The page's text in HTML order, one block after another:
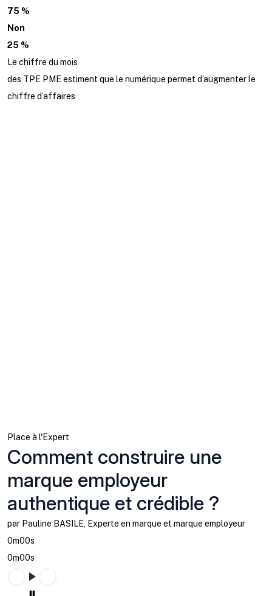
75 %
Non
25 %
Le chiffre du mois
des TPE PME estiment que le numérique permet d’augmenter le
chiffre d’affaires
Place à l'Expert
Comment construire une
marque employeur
authentique et crédible ?
par Pauline BASILE, Experte en marque et marque employeur
0m00s
0m00s